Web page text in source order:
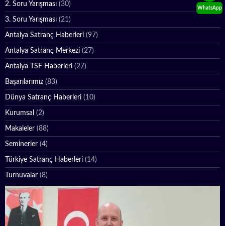
WhatsApp
2. Soru Yarışması (30)
3. Soru Yarışması (21)
Antalya Satranç Haberleri (97)
Antalya Satranç Merkezi (27)
Antalya TSF Haberleri (27)
Başarılarımız (83)
Dünya Satranç Haberleri (10)
Kurumsal (2)
Makaleler (88)
Seminerler (4)
Türkiye Satranç Haberleri (14)
Turnuvalar (8)